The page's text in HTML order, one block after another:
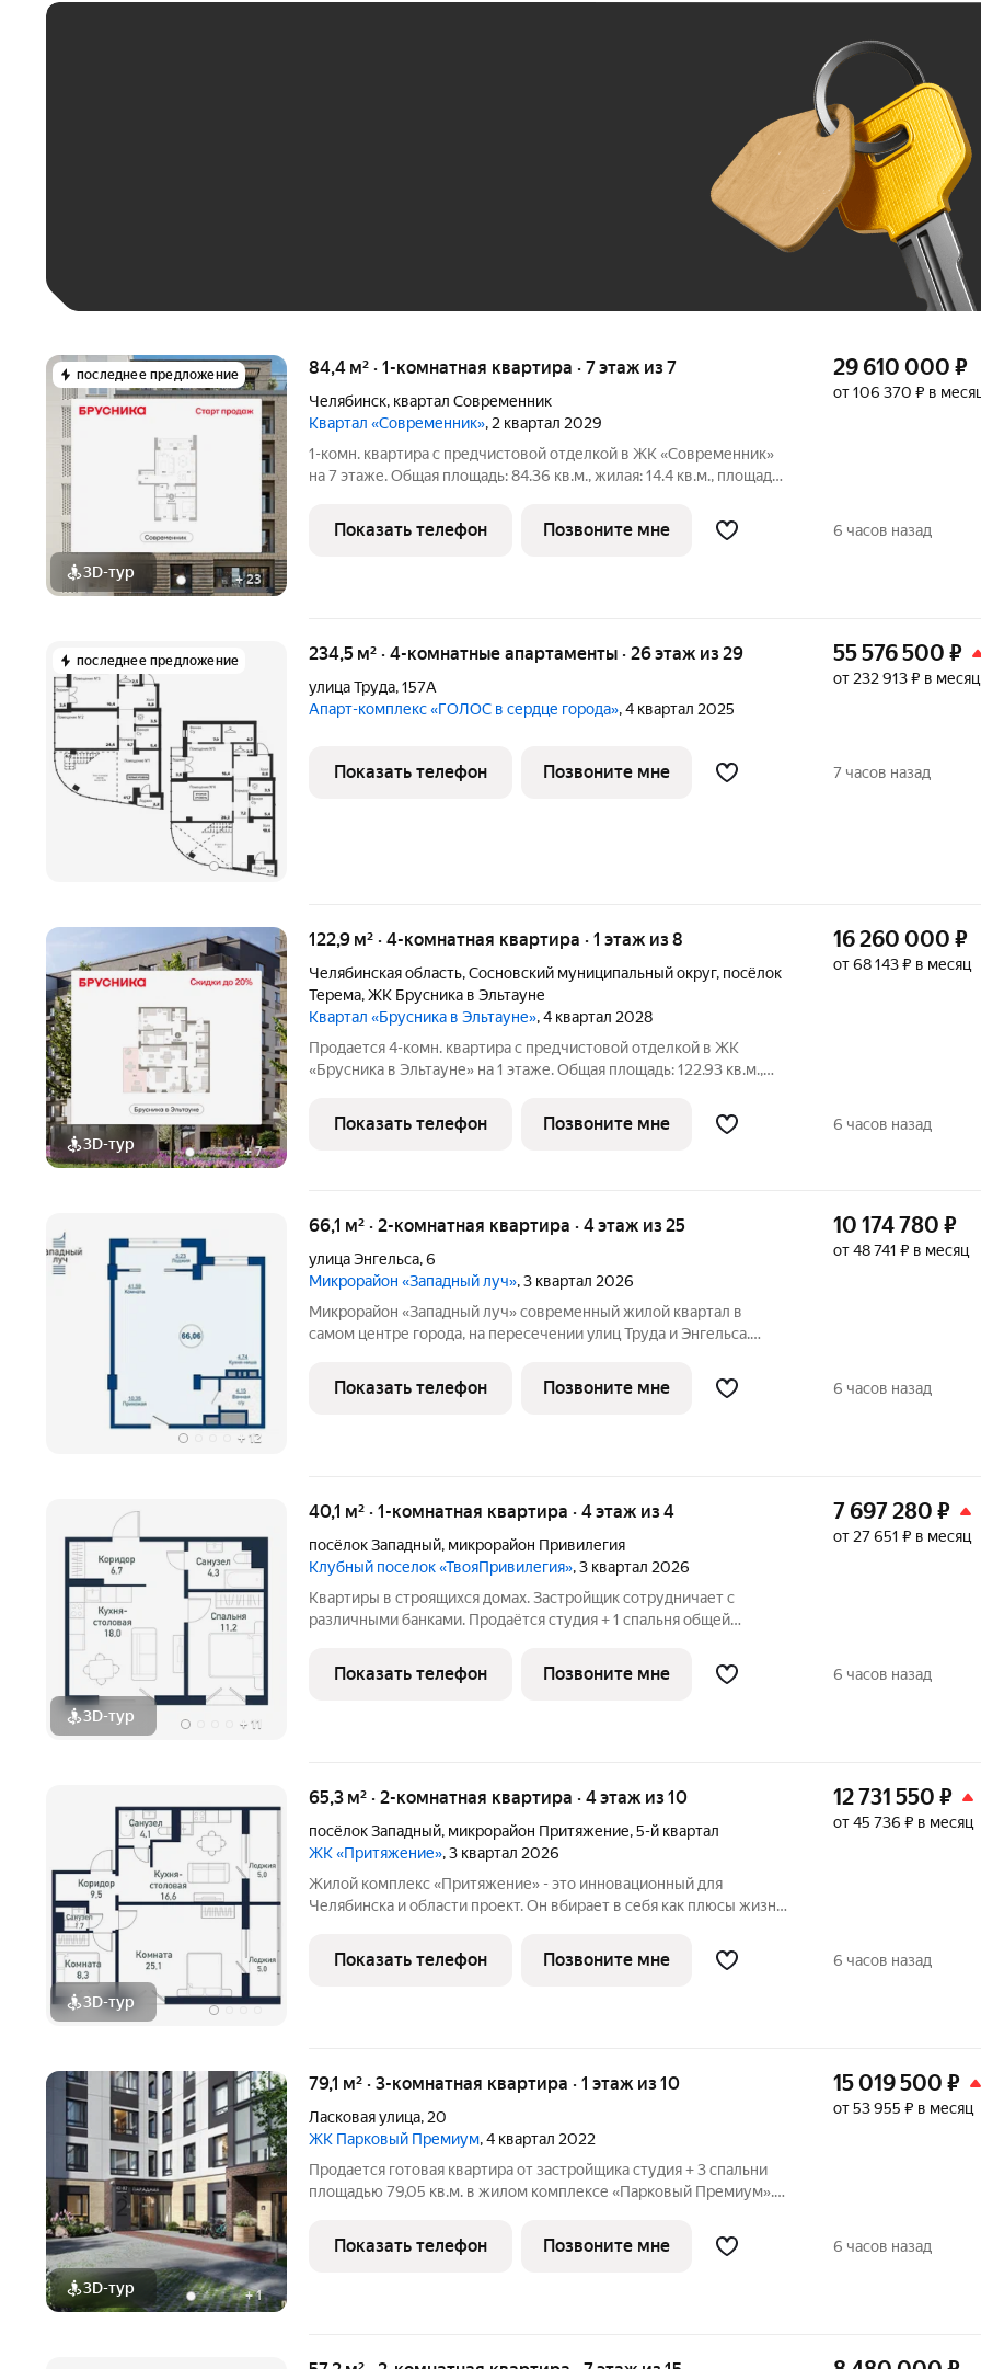
последнее предложение
3D-тур +23
84,4 м² · 1-комнатная квартира · 7 этаж из 7
Челябинск, квартал Современник
Квартал «Современник», 2 квартал 2029
1-комн. квартира с предчистовой отделкой в ЖК «Современник»
на 7 этаже. Общая площадь: 84.36 кв.м., жилая: 14.4 кв.м., площадь
монолитный, трехподъездный, высотой 7 этажей. Квартира
29 610 000 ₽
от 106 370 ₽ в
Показать телефон Позвоните мне 6 часов назад
последнее предложение 234,5 м² · 4-комнатные апартаменты · 26 этаж из 29
улица Труда,157А
Апарт-комплекс «ГОЛОС в сердце города», 4 квартал 2025
55 576 500 ₽
от 232 913 ₽ в месяц
Показать телефон Позвоните мне 7 часов назад
3D-тур +7
122,9 м² · 4-комнатная квартира · 1 этаж из 8
Челябинская область,Сосновский муниципальный округ, посёлок
Терема,ЖК Брусника в Эльтауне
Квартал «Брусника в Эльтауне», 4 квартал 2028
Продается 4-комн. квартира с предчистовой отделкой в ЖК
«Брусника в Эльтауне» на 1 этаже. Общая площадь: 122.93 кв.м.,
кв.м. Высота потолков 2.7 м. Квартира с кухней-гостиной и
четырьмя
16 260 000 ₽
от 68 143 ₽ в месяц
Показать телефон Позвоните мне 6 часов назад
+ 12
66,1 м² · 2-комнатная квартира · 4 этаж из 25
улица Энгельса,6
Микрорайон «Западный луч», 3 квартал 2026
Микрорайон «Западный луч» современный жилой квартал в
самом центре города, на пересечении улиц Труда и Энгельса.
архитектурный облик и стали настоящим украшением
центральной части Челябинска.
10 174 780 ₽
от 48 741 ₽ в месяц
Показать телефон Позвоните мне 6 часов назад
3D-тур + 11
40,1 м² · 1-комнатная квартира · 4 этаж из 4
посёлок Западный, микрорайон Привилегия
Клубный поселок «ТвояПривилегия», 3 квартал 2026
Квартиры в строящихся домах. Застройщик сотрудничает с
различными банками. Продаётся студия + 1 спальня общей
«ТвояПривилегия». Он расположен в перспективной локации
города с точки зрения
7 697 280 ₽
от 27 651 ₽ в месяц
Показать телефон Позвоните мне 6 часов назад
3D-тур
65,3 м² · 2-комнатная квартира · 4 этаж из 10
посёлок Западный, микрорайон Притяжение,5-й квартал
ЖК «Притяжение», 3 квартал 2026
Жилой комплекс «Притяжение» - это инновационный для
Челябинска и области проект. Он вбирает в себя как плюсы жизни
решения. Продается студия + 2 спальни площадью 65,29 кв.м.
Жилой комплекс
12 731 550 ₽
от 45 736 ₽ в месяц
Показать телефон Позвоните мне 6 часов назад
3D-тур +1
79,1 м² · 3-комнатная квартира · 1 этаж из 10
Ласковая улица, 20
ЖК Парковый Премиум, 4 квартал 2022
Продается готовая квартира от застройщика студия + 3 спальни
площадью 79,05 кв.м. в жилом комплексе «Парковый Премиум».
стандарт комфортной и безопасной жизни. Лесной массив,
расположенный рядом
15 019 500 ₽
от 53 955 ₽ в месяц
Показать телефон Позвоните мне 6 часов назад